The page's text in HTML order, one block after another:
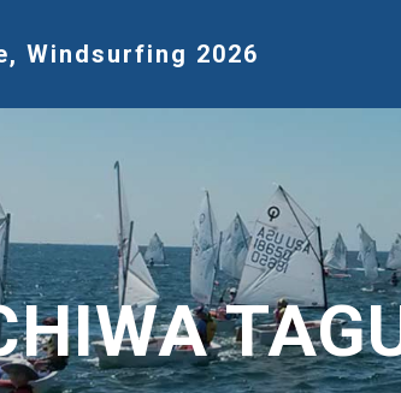
Windsurfing 2026